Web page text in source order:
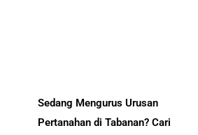
Sedang Mengurus Urusan
Pertanahan di Tabanan? Cari